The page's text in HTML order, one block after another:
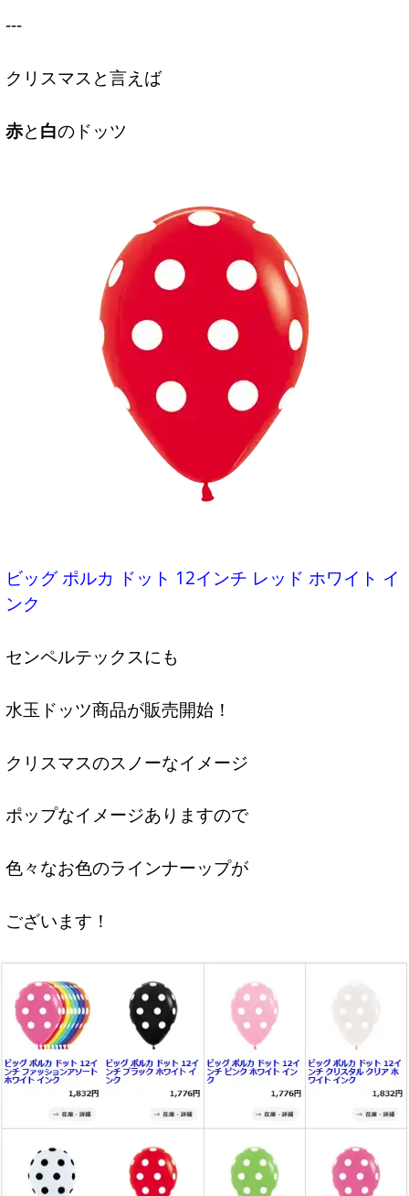
---
クリスマスと言えば
赤と 白のドッツ
ビッグ ポルカ ドット 12インチ レッド ホワイト イ
ンク
センペルテックスにも
水玉ドッツ商品が販売開始！
クリスマスのスノーなイメージ
ポップなイメージありますので
色々なお色のラインナーップが
ございます！